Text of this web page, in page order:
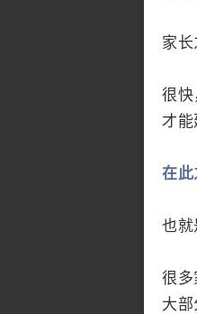
家长
很快
才能
在此
也就
很多
大部